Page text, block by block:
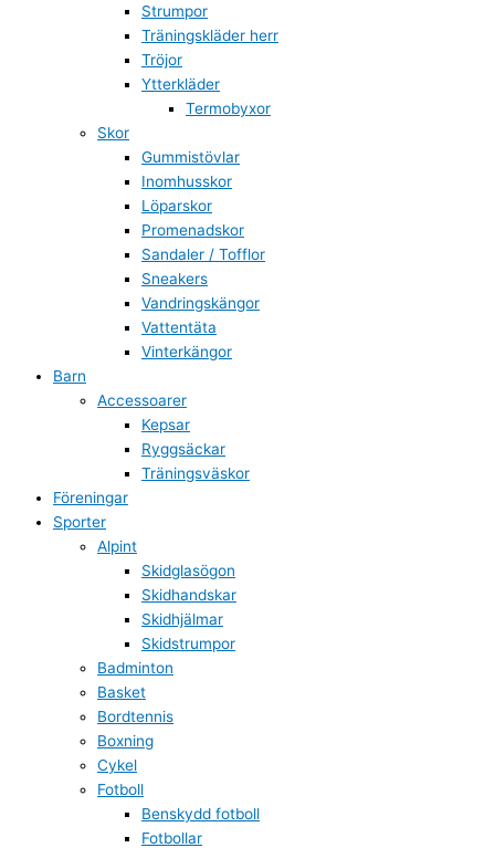
Strumpor
Träningskläder herr
Tröjor
Ytterkläder
Termobyxor
Skor
Gummistövlar
Inomhusskor
Löparskor
Promenadskor
Sandaler / Tofflor
Sneakers
Vandringskängor
Vattentäta
Vinterkängor
Barn
Accessoarer
Kepsar
Ryggsäckar
Träningsväskor
Föreningar
Sporter
Alpint
Skidglasögon
Skidhandskar
Skidhjälmar
Skidstrumpor
Badminton
Basket
Bordtennis
Boxning
Cykel
Fotboll
Benskydd fotboll
Fotbollar